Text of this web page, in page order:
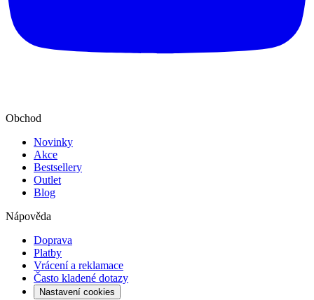
Obchod
Novinky
Akce
Bestsellery
Outlet
Blog
Nápověda
Doprava
Platby
Vrácení a reklamace
Často kladené dotazy
Nastavení cookies